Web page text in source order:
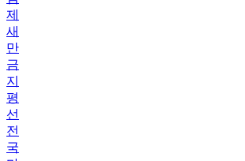
새
만
금
지
평
선
전
국
마
라